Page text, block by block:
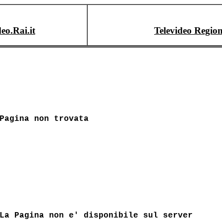
Televideo
Pagina non trovata
La Pagina non e' disponibile sul server